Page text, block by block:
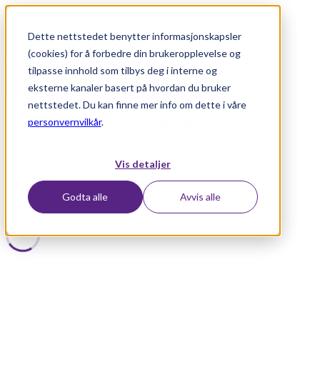
Dette nettstedet benytter informasjonskapsler
(cookies) for å forbedre din brukeropplevelse og
tilpasse innhold som tilbys deg i interne og
eksterne kanaler basert på hvordan du bruker
nettstedet. Du kan finne mer info om dette i våre
personvernvilkår.
Vis detaljer
Godta alle Avvis alle
Søk
/Finn bolig
Forkjøpsobjekt